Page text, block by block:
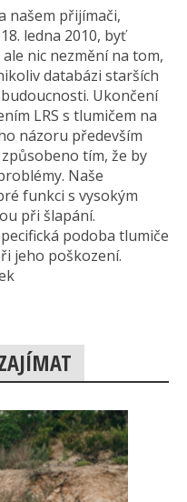
našem přijímači,
ledna 2010, byť
nic nezmění na tom,
databázi starších
Ukončení
LRS s tlumičem na
názoru především
tím, že by
Naše
funkci s vysokým
při šlapání.
podoba tlumiče
jeho poškození.